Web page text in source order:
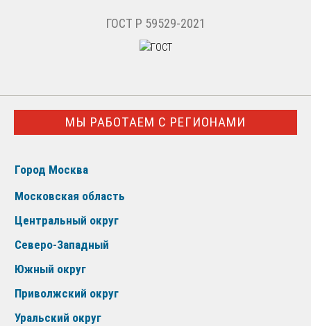
ГОСТ Р 59529-2021
МЫ РАБОТАЕМ С РЕГИОНАМИ
Город Москва
Московская область
Центральный округ
Северо-Западный
Южный округ
Приволжский округ
Уральский округ